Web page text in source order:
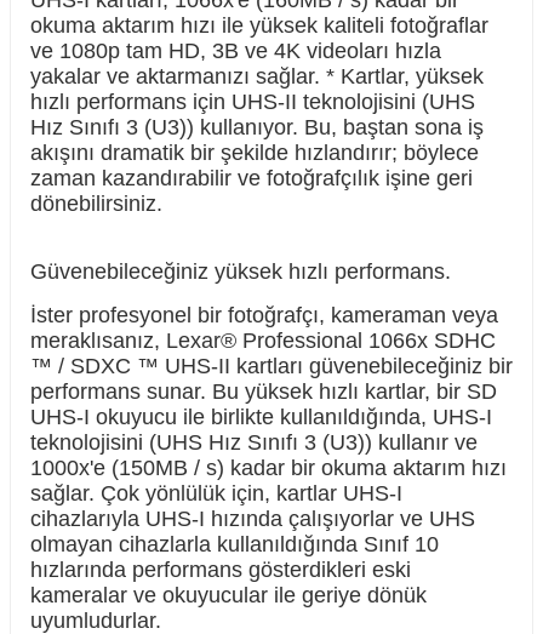
okuma aktarım hızı ile yüksek kaliteli fotoğraflar
ve 1080p tam HD, 3B ve 4K videoları hızla
yakalar ve aktarmanızı sağlar. * Kartlar, yüksek
hızlı performans için UHS-II teknolojisini (UHS
Hız Sınıfı 3 (U3)) kullanıyor. Bu, baştan sona iş
akışını dramatik bir şekilde hızlandırır; böylece
zaman kazandırabilir ve fotoğrafçılık işine geri
dönebilirsiniz.
Güvenebileceğiniz yüksek hızlı performans.
İster profesyonel bir fotoğrafçı, kameraman veya
meraklısanız, Lexar® Professional 1066x SDHC
™ / SDXC ™ UHS-II kartları güvenebileceğiniz bir
performans sunar. Bu yüksek hızlı kartlar, bir SD
UHS-I okuyucu ile birlikte kullanıldığında, UHS-I
teknolojisini (UHS Hız Sınıfı 3 (U3)) kullanır ve
1000x'e (150MB / s) kadar bir okuma aktarım hızı
sağlar. Çok yönlülük için, kartlar UHS-I
cihazlarıyla UHS-I hızında çalışıyorlar ve UHS
olmayan cihazlarla kullanıldığında Sınıf 10
hızlarında performans gösterdikleri eski
kameralar ve okuyucular ile geriye dönük
uyumludurlar.